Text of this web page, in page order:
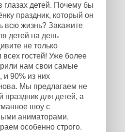
глазах детей. Почему бы
праздник, который он
всю жизнь? Закажите
детей на день
не только
гостей! Уже более
нам свои самые
90% из них
Мы предлагаем не
праздник для детей, а
шоу с
аниматорами,
особенно строго.